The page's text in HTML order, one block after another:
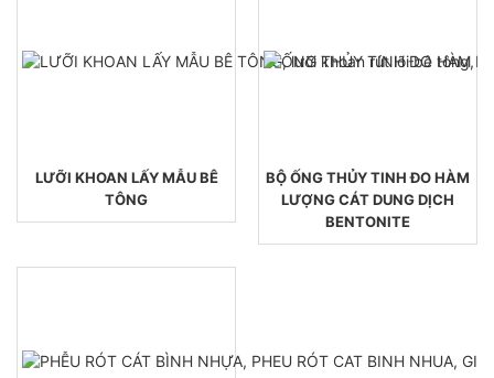
LƯỠI KHOAN LẤY MẪU BÊ
TÔNG
BỘ ỐNG THỦY TINH ĐO HÀM
LƯỢNG CÁT DUNG DỊCH
BENTONITE